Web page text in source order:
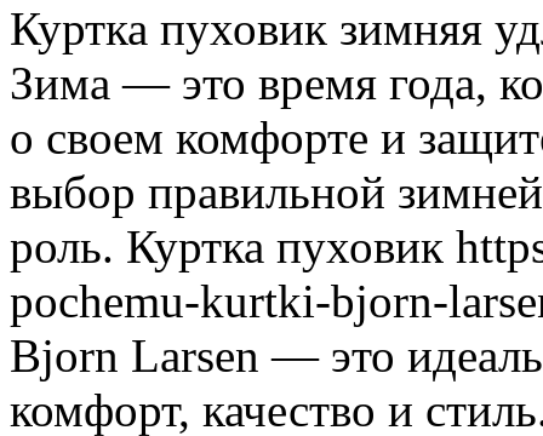
Куртка пуховик зимняя
Зима — это время года,
о своем комфорте и
выбор правильной
роль. Куртка пуховик
pochemu-kurtki-bjorn-
Bjorn Larsen — это
комфорт, качество и